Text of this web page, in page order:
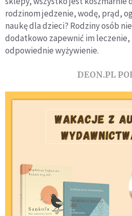
rodzinom jedzenie, wodę, prąd,
naukę dla dzieci? Rodziny osób
dodatkowo zapewnić im
odpowiednie wyżywienie.
DEON.PL